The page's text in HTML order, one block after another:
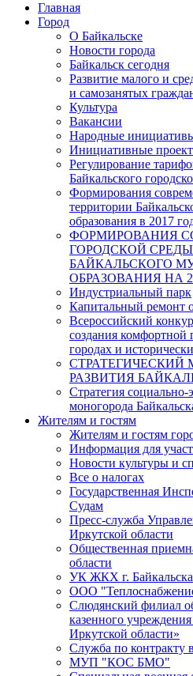
Главная
Город
О Байкальске
Новости города
Байкальск сегодня
Развитие малого и
и самозанятых
Культура
Вакансии
Народные
Инициативные
Регулирование
Байкальского
Формирования
территории
образования в 2017
ФОРМИРОВАНИЯ
ГОРОДСКОЙ
БАЙКАЛЬСКОГО
ОБРАЗОВАНИЯ НА
Индустриальный парк
Капитальный
Всероссийский
создания комфортной
городах и
СТРАТЕГИЧЕСКИЙ
РАЗВИТИЯ
Стратегия социально-
моногорода
Жителям и гостям
Жителям и гостям
Информация для
Новости культуры и
Все о налогах
Государственная
Судам
Пресс-служба
Иркутской области
Общественная
области
УК ЖКХ г. Байкальска
ООО
Слюдянский филиал
казенного
Иркутской области»
Служба по контракту
МУП "КОС БМО"